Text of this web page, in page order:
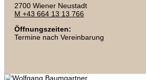
2700 Wiener Neustadt
M +43 664 13 13 766
Öffnungszeiten:
Termine nach Vereinbarung